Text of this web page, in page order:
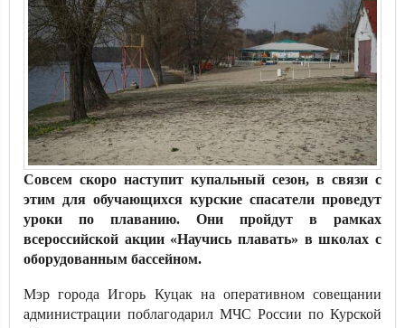
Совсем скоро наступит купальный сезон, в связи с
этим для обучающихся курские спасатели проведут
уроки по плаванию. Они пройдут в рамках
всероссийской акции «Научись плавать» в школах с
оборудованным бассейном.
Мэр города Игорь Куцак на оперативном совещании
администрации поблагодарил МЧС России по Курской